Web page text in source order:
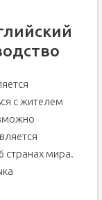
с жителем
странах мира.